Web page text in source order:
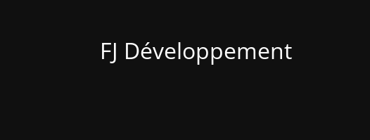
FJ Développement